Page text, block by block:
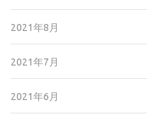
2021年8月
2021年7月
2021年6月